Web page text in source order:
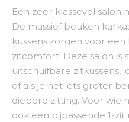
Een zeer klassevol salon
De massief beuken
kussens zorgen voor
zitcomfort. Deze salon is
uitschuifbare zitkussens,
of als je net iets groter
diepere zitting. Voor wie
ook een bijpassende 1-zit